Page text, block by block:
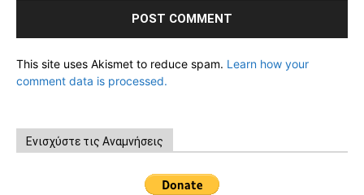
This site uses Akismet to reduce spam. Learn how your
comment data is processed.
Ενισχύστε τις Αναμνήσεις